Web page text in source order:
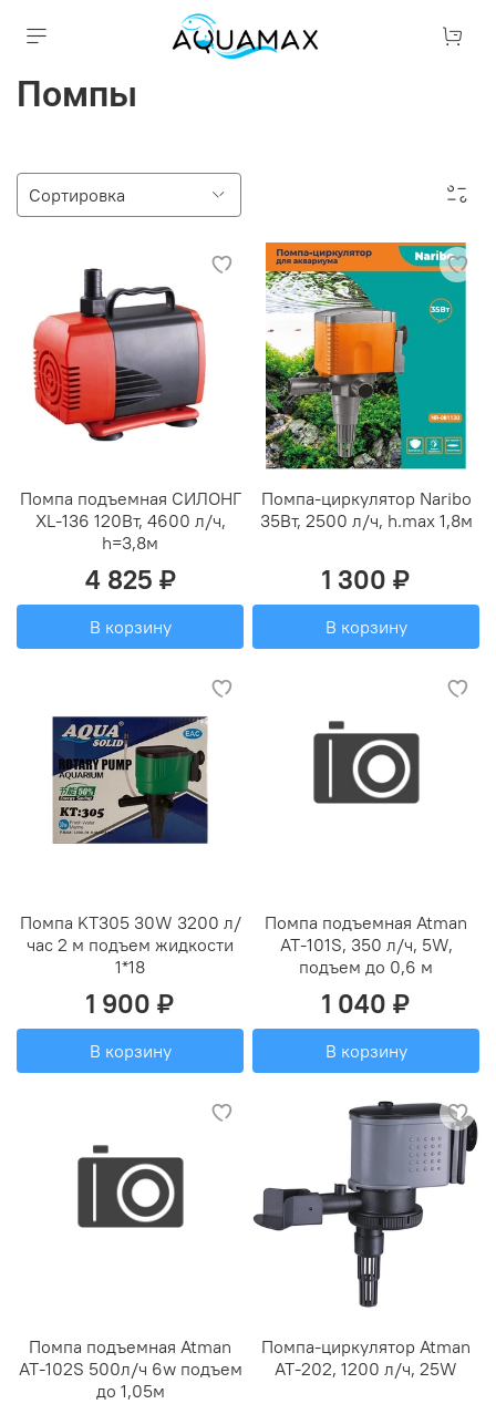
Помпы
Помпа подъемная СИЛОНГ
XL-136 120Вт, 4600 л/ч,
h=3,8м
4 825 ₽
В корзину
Помпа-циркулятор Naribo
35Вт, 2500 л/ч, h.max 1,8м
1 300 ₽
В корзину
Помпа KT305 30W 3200 л/
час 2 м подъем жидкости
1*18
1 900 ₽
В корзину
Помпа подъемная Atman
AT-101S, 350 л/ч, 5W,
подъем до 0,6 м
1 040 ₽
В корзину
Помпа подъемная Atman
AT-102S 500л/ч 6w подъем
до 1,05м
Помпа-циркулятор Atman
AT-202, 1200 л/ч, 25W